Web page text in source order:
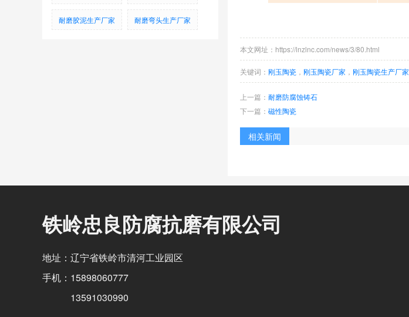
耐磨胶泥生产厂家 耐磨弯头生产厂家
本文网址：https://lnzlnc.com/news/3/80.html
关键词： 刚玉陶瓷 ， 刚玉陶瓷厂家 ， 刚玉陶瓷生产厂家
上一篇： 耐磨防腐蚀铸石
下一篇： 磁性陶瓷
相关新闻
铁岭忠良防腐抗磨有限公司
地址：辽宁省铁岭市清河工业园区
手机：15898060777
13591030990